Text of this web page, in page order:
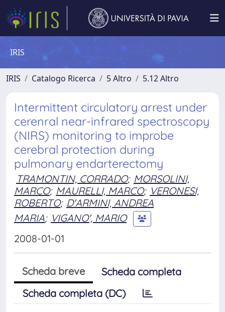
IRIS
IRIS Catalogo Ricerca 5 Altro 5.12 Altro
Intermittent circulatory arrest under
cerenral near-infrared spectroscopy
(NIRS) monitoring to improbe
cerebral protection during
pulmonary endarterectomy
TRAMONTIN, CORRADO; MORSOLINI,
MARCO; MAURELLI, MARCO; VERONESI,
ROBERTO; D'ARMINI, ANDREA
MARIA; VIGANO', MARIO
2008-01-01
Scheda breve
Scheda completa
Scheda completa (DC)